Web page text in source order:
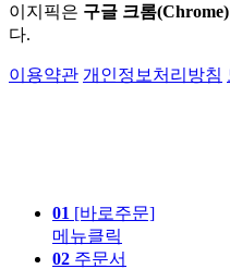
이지픽은 구글 크롬
다.
이용약관 개인정보처리방침
01 [바로주문]
메뉴클릭
02 주문서